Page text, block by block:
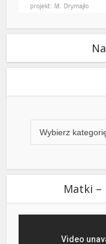
Matki –